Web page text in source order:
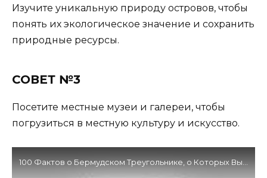
Изучите уникальную природу островов, чтобы
понять их экологическое значение и сохранить
природные ресурсы.
СОВЕТ №3
Посетите местные музеи и галереи, чтобы
погрузиться в местную культуру и искусство.
100 Фактов о Бермудском Треугольнике, о Которых Вы не Знали